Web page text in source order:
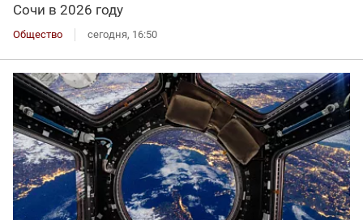
Сочи в 2026 году
Общество сегодня, 16:50